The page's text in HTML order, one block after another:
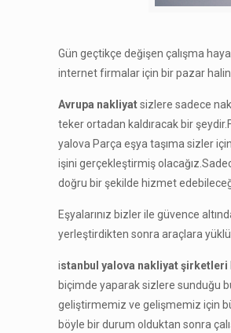
Gün geçtikçe değişen çalışma
internet firmalar için bir pazar
Avrupa nakliyatsizlere sadece
teker ortadan kaldıracak bir
yalova Parça eşya taşıma sizler
işini gerçekleştirmiş
doğru bir şekilde hizmet
Eşyalarınız bizler ile güvence
yerleştirdikten sonra araçlara
istanbul yalova nakliyat şirketleri
biçimde yaparak sizlere sunduğu
geliştirmemiz ve gelişmemiz için
böyle bir durum olduktan sonra